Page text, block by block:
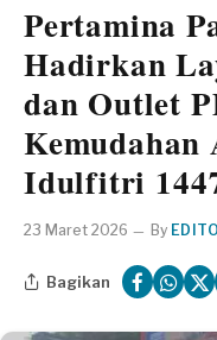
Pertamina
Hadirkan
dan Outlet
Kemudahan
Idulfitri
23 Maret 2026 By
Bagikan